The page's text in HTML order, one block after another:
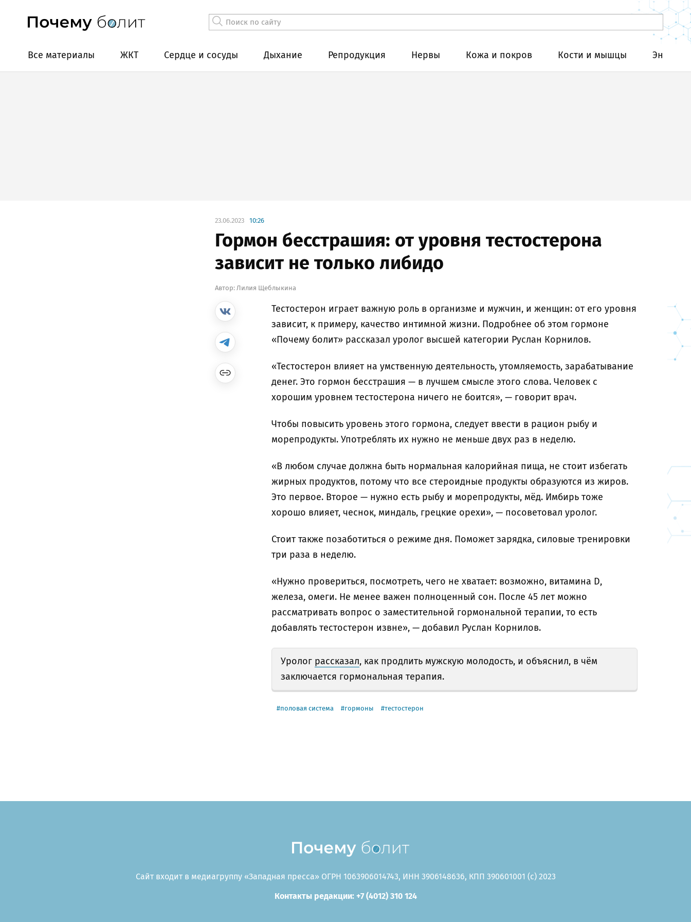
Все материалы ЖКТ Сердце и сосуды Дыхание Репродукция Нервы Кожа и покров Кости и мышцы
23.06.2023 10:26
Гормон бесстрашия: от уровня тестостерона
зависит не только либидо
Автор: Лилия Щеблыкина
Тестостерон играет важную роль в организме и мужчин, и женщин: от его уровня
зависит, к примеру, качество интимной жизни. Подробнее об этом гормоне
«Почему болит» рассказал уролог высшей категории Руслан Корнилов.
«Тестостерон влияет на умственную деятельность, утомляемость, зарабатывание
денег. Это гормон бесстрашия — в лучшем смысле этого слова. Человек с
хорошим уровнем тестостерона ничего не боится», — говорит врач.
Чтобы повысить уровень этого гормона, следует ввести в рацион рыбу и
морепродукты. Употреблять их нужно не меньше двух раз в неделю.
«В любом случае должна быть нормальная калорийная пища, не стоит избегать
жирных продуктов, потому что все стероидные продукты образуются из жиров.
Это первое. Второе — нужно есть рыбу и морепродукты, мёд. Имбирь тоже
хорошо влияет, чеснок, миндаль, грецкие орехи», — посоветовал уролог.
Стоит также позаботиться о режиме дня. Поможет зарядка, силовые тренировки
три раза в неделю.
«Нужно провериться, посмотреть, чего не хватает: возможно, витамина D,
железа, омеги. Не менее важен полноценный сон. После 45 лет можно
рассматривать вопрос о заместительной гормональной терапии, то есть
добавлять тестостерон извне», — добавил Руслан Корнилов.
Уролог рассказал, как продлить мужскую молодость, и объяснил, в чём
заключается гормональная терапия.
половая система гормоны тестостерон
Сайт входит в медиагруппу «Западная пресса» ОГРН 1063906014743, ИНН 3906148636, КПП 390601001 (c) 2023
Контакты редакции: +7 (4012) 310 124